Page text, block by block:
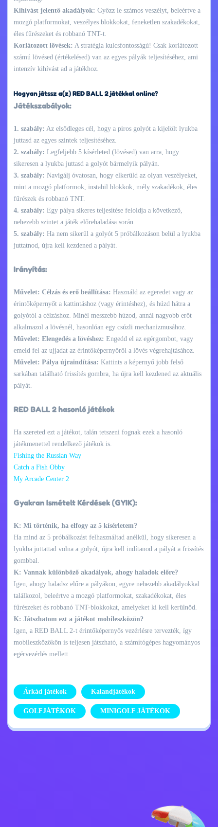
Kihívást jelentő akadályok: Győzz le számos veszélyt, beleértve a
mozgó platformokat, veszélyes blokkokat, feneketlen szakadékokat,
éles fűrészeket és robbanó TNT-t.
Korlátozott lövések: A stratégia kulcsfontosságú! Csak korlátozott
számú lövésed (értékelésed) van az egyes pályák teljesítéséhez, ami
intenzív kihívást ad a játékhoz.
Hogyan játssz a(z) RED BALL 2 játékkal online?
Játékszabályok:
1. szabály: Az elsődleges cél, hogy a piros golyót a kijelölt lyukba
juttasd az egyes szintek teljesítéséhez.
2. szabály: Legfeljebb 5 kísérleted (lövésed) van arra, hogy
sikeresen a lyukba juttasd a golyót bármelyik pályán.
3. szabály: Navigálj óvatosan, hogy elkerüld az olyan veszélyeket,
mint a mozgó platformok, instabil blokkok, mély szakadékok, éles
fűrészek és robbanó TNT.
4. szabály: Egy pálya sikeres teljesítése feloldja a következő,
nehezebb szintet a játék előrehaladása során.
5. szabály: Ha nem sikerül a golyót 5 próbálkozáson belül a lyukba
juttatnod, újra kell kezdened a pályát.
Irányítás:
Művelet: Célzás és erő beállítása: Használd az egeredet vagy az
érintőképernyőt a kattintáshoz (vagy érintéshez), és húzd hátra a
golyótól a célzáshoz. Minél messzebb húzod, annál nagyobb erőt
alkalmazol a lövésnél, hasonlóan egy csúzli mechanizmusához.
Művelet: Elengedés a lövéshez: Engedd el az egérgombot, vagy
emeld fel az ujjadat az érintőképernyőről a lövés végrehajtásához.
Művelet: Pálya újraindítása: Kattints a képernyő jobb felső
sarkában található frissítés gombra, ha újra kell kezdened az aktuális
pályát.
RED BALL 2 hasonló játékok
Ha szereted ezt a játékot, talán tetszeni fognak ezek a hasonló
játékmenettel rendelkező játékok is.
Fishing the Russian Way
Catch a Fish Obby
My Arcade Center 2
Gyakran Ismételt Kérdések (GYIK):
K: Mi történik, ha elfogy az 5 kísérletem?
Ha mind az 5 próbálkozást felhasználtad anélkül, hogy sikeresen a
lyukba juttattad volna a golyót, újra kell indítanod a pályát a frissítés
gombbal.
K: Vannak különböző akadályok, ahogy haladok előre?
Igen, ahogy haladsz előre a pályákon, egyre nehezebb akadályokkal
találkozol, beleértve a mozgó platformokat, szakadékokat, éles
fűrészeket és robbanó TNT-blokkokat, amelyeket ki kell kerülnöd.
K: Játszhatom ezt a játékot mobileszközön?
Igen, a RED BALL 2-t érintőképernyős vezérlésre tervezték, így
mobileszközökön is teljesen játszható, a számítógépes hagyományos
egérvezérlés mellett.
Árkád játékok Kalandjátékok
GOLFJÁTÉKOK MINIGOLF JÁTÉKOK